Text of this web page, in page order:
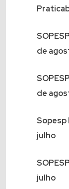
de
de
Sopesp
julho
julho